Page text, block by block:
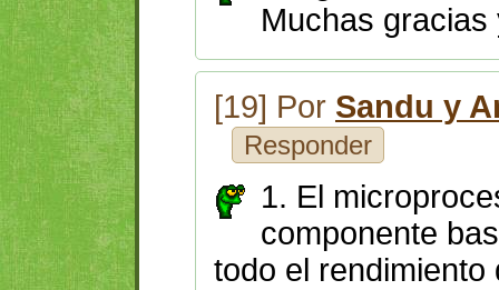
Muchas gracias
[19] Por Sandu y
Responder
1. El
componente
todo el rendimiento